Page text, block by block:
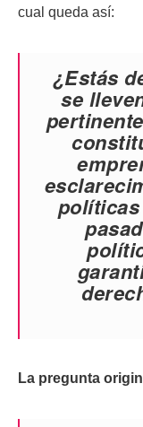
cual queda así:
¿Estás
se
La pregunta